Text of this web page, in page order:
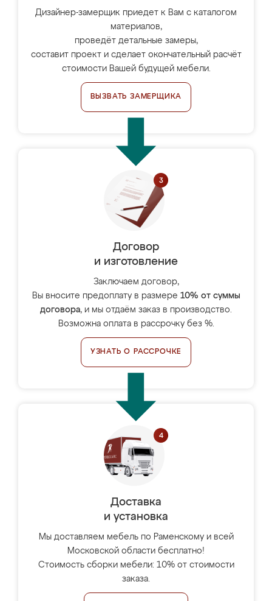
Дизайнер-замерщик приедет к Вам с каталогом
материалов,
проведёт детальные замеры,
составит проект и сделает окончательный расчёт
стоимости Вашей будущей мебели.
ВЫЗВАТЬ ЗАМЕРЩИКА
Договор
и изготовление
Заключаем договор,
Вы вносите предоплату в размере 10% от суммы
договора, и мы отдаём заказ в производство.
Возможна оплата в рассрочку без %.
УЗНАТЬ О РАССРОЧКЕ
Доставка
и установка
Мы доставляем мебель по Раменскому и всей
Московской области бесплатно!
Стоимость сборки мебели: 10% от стоимости
заказа.